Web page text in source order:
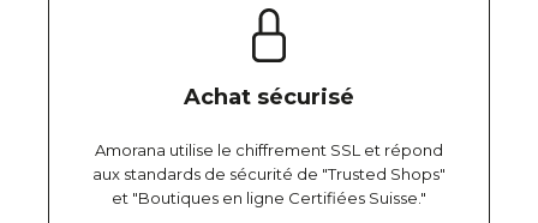
Achat sécurisé
Amorana utilise le chiffrement SSL et répond
aux standards de sécurité de "Trusted Shops"
et "Boutiques en ligne Certifiées Suisse."